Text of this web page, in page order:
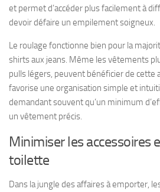
et permet d’accéder plus facilement à
devoir défaire un empilement soigneux.
Le roulage fonctionne bien pour la
shirts aux jeans. Même les vêtements
pulls légers, peuvent bénéficier de cette
favorise une organisation simple et
demandant souvent qu’un minimum
un vêtement précis.
Minimiser les accessoires
toilette
Dans la jungle des affaires à emporter,